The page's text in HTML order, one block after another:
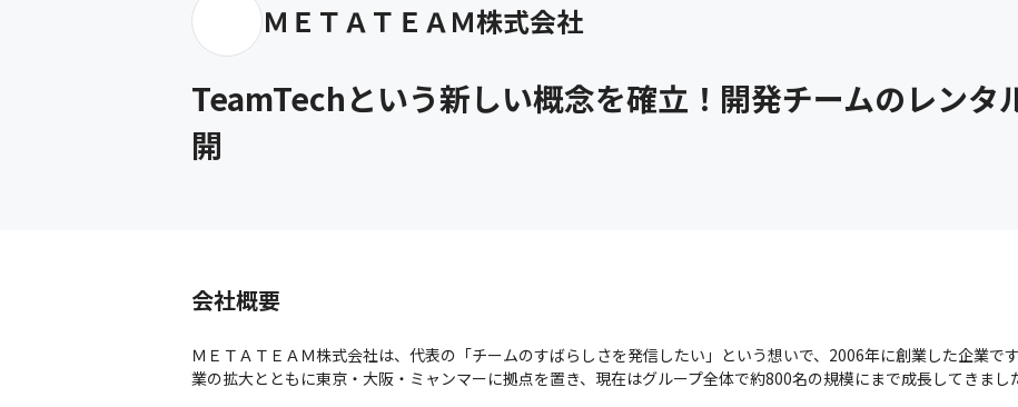
ＭＥＴＡＴＥＡＭ株式会社
TeamTechという新しい概念を確立！開発チームのレンタ
開
会社概要
ＭＥＴＡＴＥＡＭ株式会社は、代表の「チームのすばらしさを発信したい」という想いで、2006年に創業した企業で
業の拡大とともに東京・大阪・ミャンマーに拠点を置き、現在はグループ全体で約800名の規模にまで成長してきまし